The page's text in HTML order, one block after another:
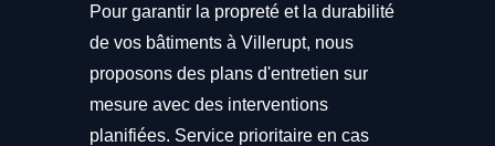
Pour garantir la propreté et la durabilité
de vos bâtiments à Villerupt, nous
proposons des plans d'entretien sur
mesure avec des interventions
planifiées. Service prioritaire en cas